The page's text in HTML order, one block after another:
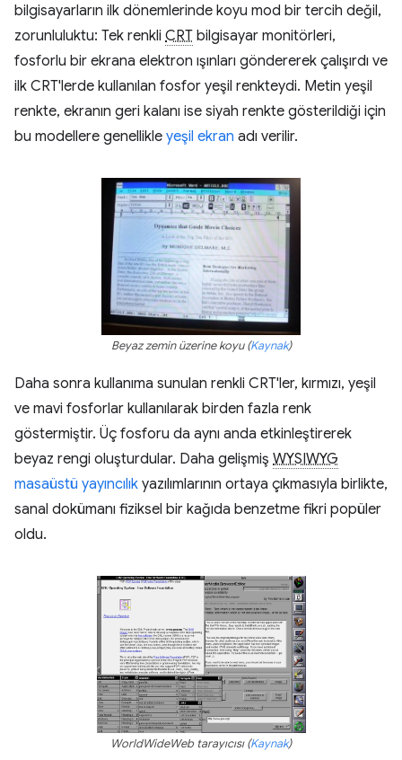
bilgisayarların ilk dönemlerinde koyu mod bir tercih değil,
zorunluluktu: Tek renkli CRT bilgisayar monitörleri,
fosforlu bir ekrana elektron ışınları göndererek çalışırdı ve
ilk CRT'lerde kullanılan fosfor yeşil renkteydi. Metin yeşil
renkte, ekranın geri kalanı ise siyah renkte gösterildiği için
bu modellere genellikle yeşil ekran adı verilir.
Beyaz zemin üzerine koyu (Kaynak)
Daha sonra kullanıma sunulan renkli CRT'ler, kırmızı, yeşil
ve mavi fosforlar kullanılarak birden fazla renk
göstermiştir. Üç fosforu da aynı anda etkinleştirerek
beyaz rengi oluşturdular. Daha gelişmiş WYSIWYG
masaüstü yayıncılık yazılımlarının ortaya çıkmasıyla birlikte,
sanal dokümanı fiziksel bir kağıda benzetme fikri popüler
oldu.
WorldWideWeb tarayıcısı (Kaynak)